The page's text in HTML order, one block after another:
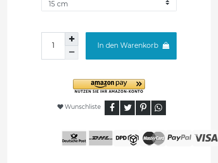
In den Warenkorb
Wunschliste